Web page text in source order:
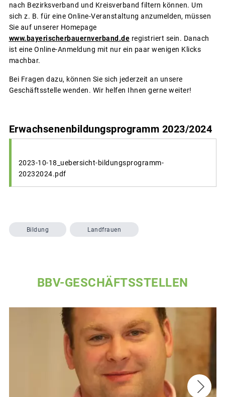
nach Bezirksverband und Kreisverband filtern können. Um
sich z. B. für eine Online-Veranstaltung anzumelden, müssen
Sie auf unserer Homepage
www.bayerischerbauernverband.de registriert sein. Danach
ist eine Online-Anmeldung mit nur ein paar wenigen Klicks
machbar.
Bei Fragen dazu, können Sie sich jederzeit an unsere
Geschäftsstelle wenden. Wir helfen Ihnen gerne weiter!
Erwachsenenbildungsprogramm 2023/2024
2023-10-18_uebersicht-bildungsprogramm-
20232024.pdf
Bildung Landfrauen
BBV-GESCHÄFTSSTELLEN